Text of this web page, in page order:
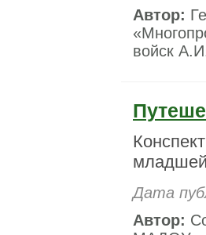
Автор:
войск
Дата
Автор: